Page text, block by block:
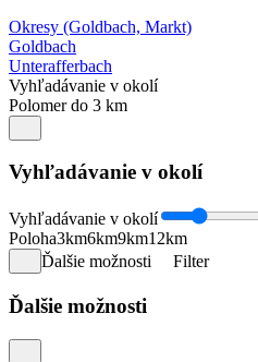
Okresy (Goldbach, Markt)
Goldbach
Unterafferbach
Vyhľadávanie v okolí
Polomer do 3 km
Vyhľadávanie v okolí
Vyhľadávanie v okolí
Poloha3km6km9km12km
Ďalšie možnosti
Filter
Ďalšie možnosti